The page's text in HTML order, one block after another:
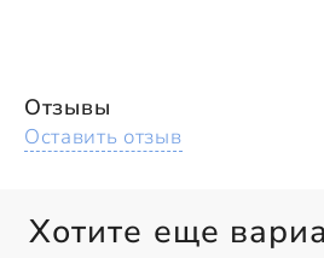
Отзывы
Оставить отзыв
Хотите еще